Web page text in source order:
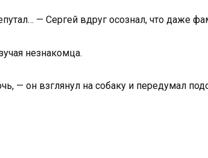
— Сергей вдруг осознал, что даже
незнакомца.
— он взглянул на собаку и передумал